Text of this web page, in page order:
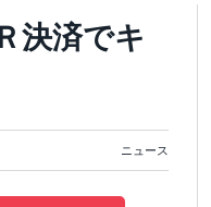
決済でキ
ニュース